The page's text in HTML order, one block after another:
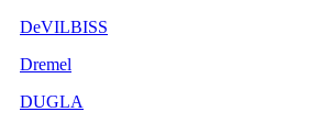
DeVILBISS
Dremel
DUGLA